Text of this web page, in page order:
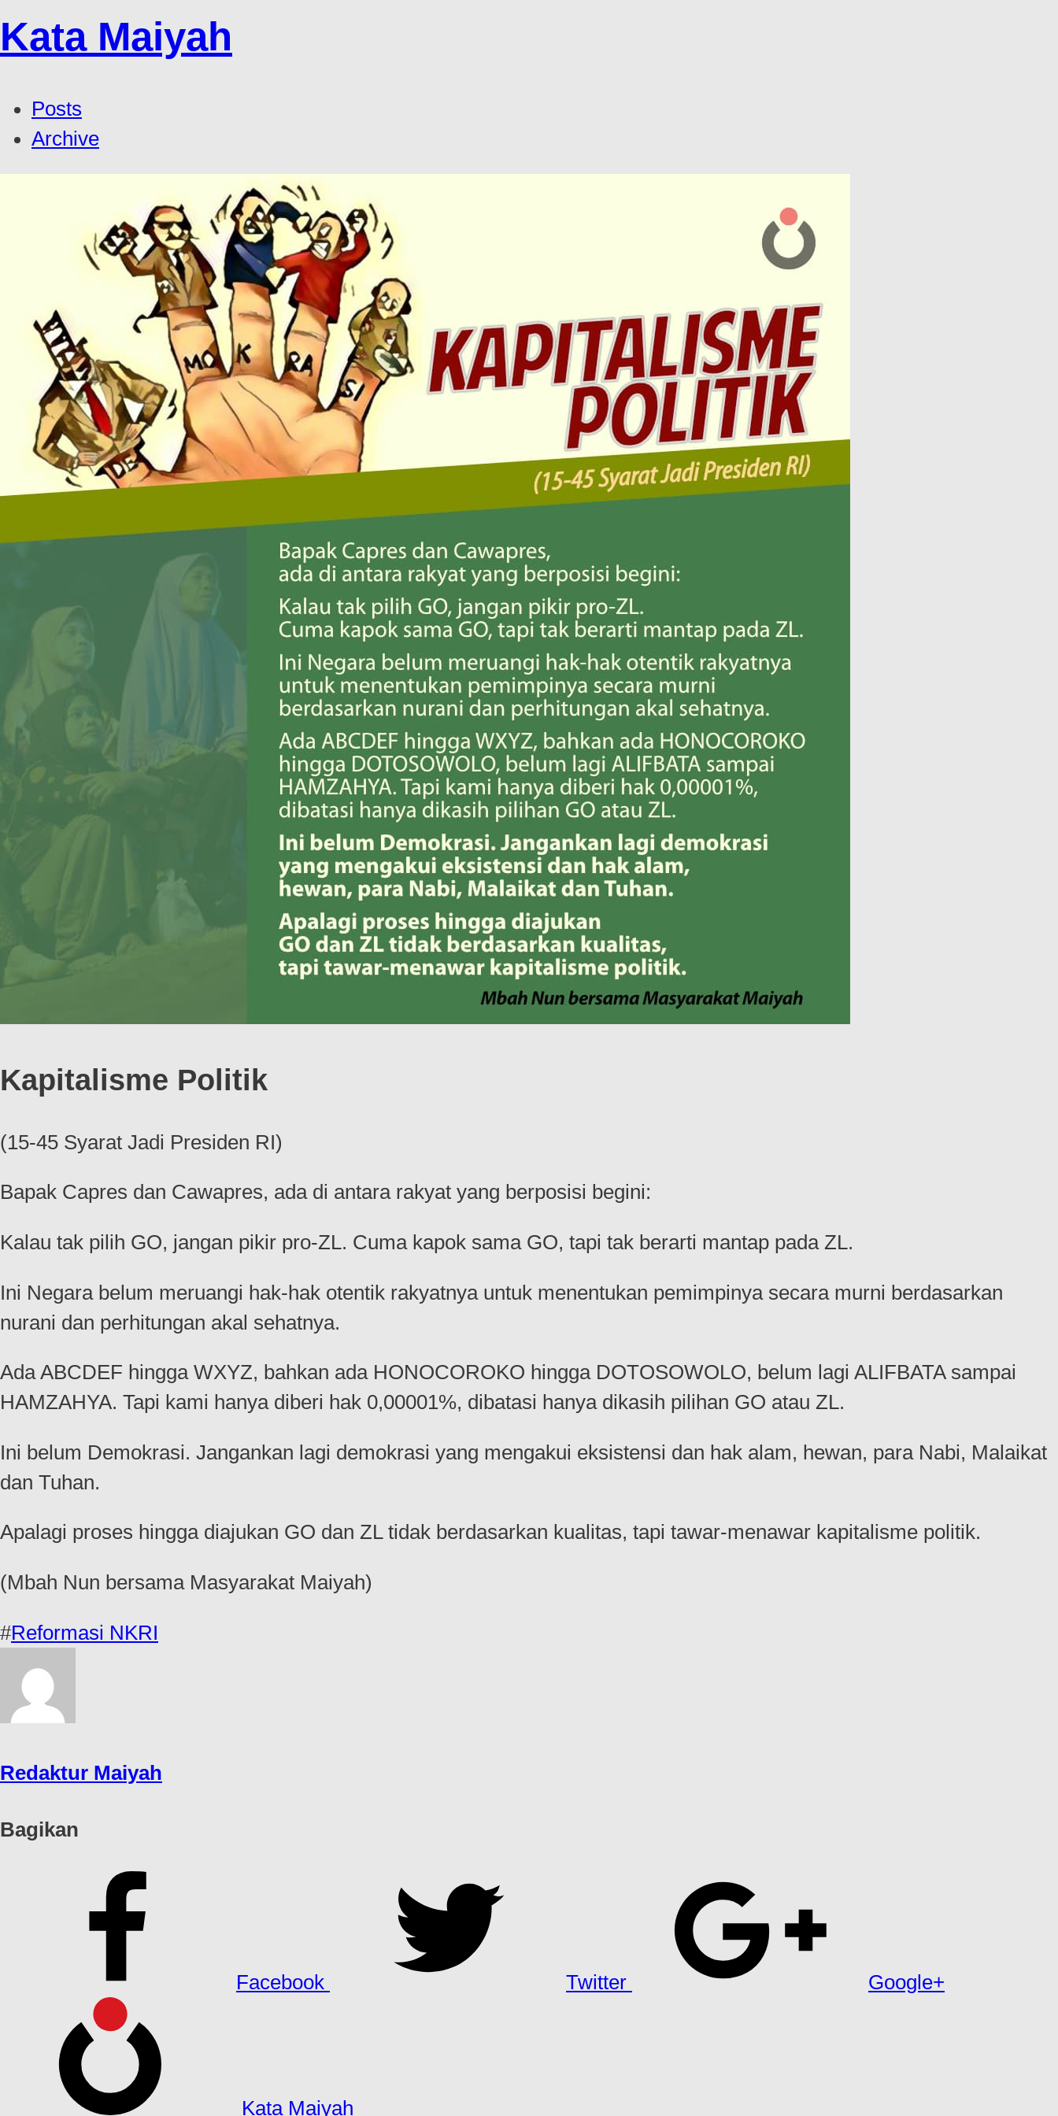
Kata Maiyah
Posts
Archive
Kapitalisme Politik
(15-45 Syarat Jadi Presiden RI)
Bapak Capres dan Cawapres, ada di antara rakyat yang berposisi begini:
Kalau tak pilih GO, jangan pikir pro-ZL. Cuma kapok sama GO, tapi tak berarti mantap pada ZL.
Ini Negara belum meruangi hak-hak otentik rakyatnya untuk menentukan pemimpinya secara murni berdasarkan
nurani dan perhitungan akal sehatnya.
Ada ABCDEF hingga WXYZ, bahkan ada HONOCOROKO hingga DOTOSOWOLO, belum lagi ALIFBATA sampai
HAMZAHYA. Tapi kami hanya diberi hak 0,00001%, dibatasi hanya dikasih pilihan GO atau ZL.
Ini belum Demokrasi. Jangankan lagi demokrasi yang mengakui eksistensi dan hak alam, hewan, para Nabi, Malaikat
dan Tuhan.
Apalagi proses hingga diajukan GO dan ZL tidak berdasarkan kualitas, tapi tawar-menawar kapitalisme politik.
(Mbah Nun bersama Masyarakat Maiyah)
#Reformasi NKRI
Redaktur Maiyah
Bagikan
Facebook Twitter Google+
Kata Maiyah